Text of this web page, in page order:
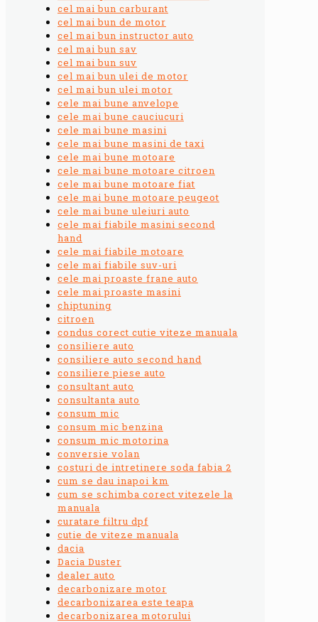
cel mai bun carburant
cel mai bun de motor
cel mai bun instructor auto
cel mai bun sav
cel mai bun suv
cel mai bun ulei de motor
cel mai bun ulei motor
cele mai bune anvelope
cele mai bune cauciucuri
cele mai bune masini
cele mai bune masini de taxi
cele mai bune motoare
cele mai bune motoare citroen
cele mai bune motoare fiat
cele mai bune motoare peugeot
cele mai bune uleiuri auto
cele mai fiabile masini second
hand
cele mai fiabile motoare
cele mai fiabile suv-uri
cele mai proaste frane auto
cele mai proaste masini
chiptuning
citroen
condus corect cutie viteze manuala
consiliere auto
consiliere auto second hand
consiliere piese auto
consultant auto
consultanta auto
consum mic
consum mic benzina
consum mic motorina
conversie volan
costuri de intretinere soda fabia 2
cum se dau inapoi km
cum se schimba corect vitezele la
manuala
curatare filtru dpf
cutie de viteze manuala
dacia
Dacia Duster
dealer auto
decarbonizare motor
decarbonizarea este teapa
decarbonizarea motorului